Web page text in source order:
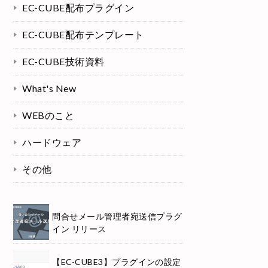
EC-CUBE配布プラグイン
EC-CUBE配布テンプレート
EC-CUBE技術資料
What's New
WEBのこと
ハードウェア
その他
問合せメール管理者宛送信プラグ
イン リリース
【EC-CUBE3】プラグインの設定